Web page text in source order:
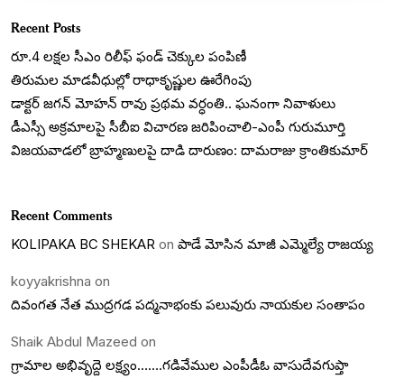
Recent Posts
రూ.4 లక్షల సీఎం రిలీఫ్ ఫండ్ చెక్కుల పంపిణీ
తిరుమల మాడవీధుల్లో రాధాకృష్ణుల ఊరేగింపు
డాక్టర్ జగన్ మోహన్ రావు ప్రథమ వర్ధంతి.. ఘనంగా నివాళులు
డీఎస్సీ అక్రమాలపై సీబీఐ విచారణ జరిపించాలి-ఎంపీ గురుమూర్తి
విజయవాడలో బ్రాహ్మణులపై దాడి దారుణం: దామరాజు క్రాంతికుమార్
Recent Comments
KOLIPAKA BC SHEKAR on పాడే మోసిన మాజీ ఎమ్మెల్యే రాజయ్య
koyyakrishna on
దివంగత నేత ముద్రగడ పద్మనాభంకు పలువురు నాయకుల సంతాపం
Shaik Abdul Mazeed on
గ్రామాల అభివృద్దె లక్ష్యం…….గడివేముల ఎంపీడీఓ వాసుదేవగుప్తా